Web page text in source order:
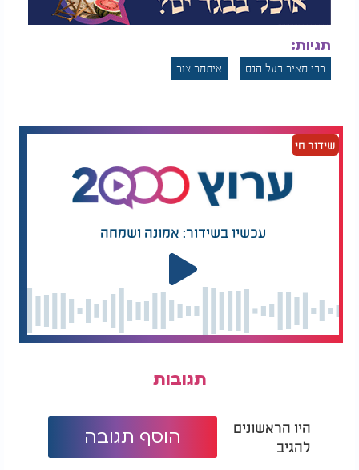
תגיות:
רבי מאיר בעל הנס איתמר צור
שידור חי
עכשיו בשידור: אמונה ושמחה
תגובות
היו הראשונים
להגיב
הוסף תגובה